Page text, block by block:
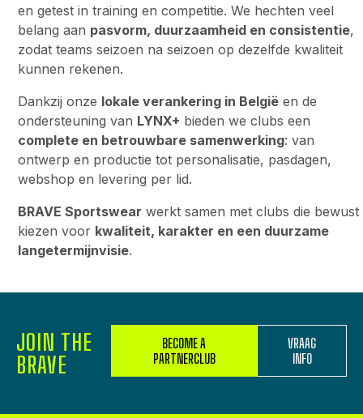
en getest in training en competitie. We hechten veel
belang aan pasvorm, duurzaamheid en consistentie,
zodat teams seizoen na seizoen op dezelfde kwaliteit
kunnen rekenen.
Dankzij onze lokale verankering in België en de
ondersteuning van LYNX+ bieden we clubs een
complete en betrouwbare samenwerking: van
ontwerp en productie tot personalisatie, pasdagen,
webshop en levering per lid.
BRAVE Sportswear werkt samen met clubs die bewust
kiezen voor kwaliteit, karakter en een duurzame
langetermijnvisie.
JOIN THE
BRAVE
VRAAG
INFO
BECOME A
PARTNERCLUB